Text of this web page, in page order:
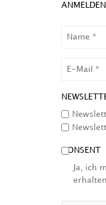
CONSENT
Ja, ich
erhalten.